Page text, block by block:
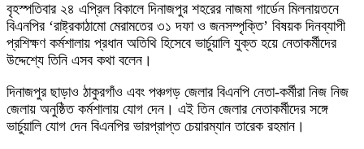
বৃহস্পতিবার ২৪ এপ্রিল বিকালে দিনাজপুর শহরের নাজমা গার্ডেন মিলনায়তনে
বিএনপির ‘রাষ্ট্রকাঠামো মেরামতের ৩১ দফা ও জনসম্পৃক্তি’ বিষয়ক দিনব্যাপী
প্রশিক্ষণ কর্মশালায় প্রধান অতিথি হিসেবে ভার্চুয়ালি যুক্ত হয়ে নেতাকর্মীদের
উদ্দেশ্যে তিনি এসব কথা বলেন।
দিনাজপুর ছাড়াও ঠাকুরগাঁও এবং পঞ্চগড় জেলার বিএনপি নেতা-কর্মীরা নিজ নিজ
জেলায় অনুষ্ঠিত কর্মশালায় যোগ দেন। এই তিন জেলার নেতাকর্মীদের সঙ্গে
ভার্চুয়ালি যোগ দেন বিএনপির ভারপ্রাপ্ত চেয়ারম্যান তারেক রহমান।